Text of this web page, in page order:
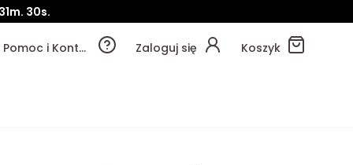
31m. 28s.
Pomoc i Kontakt Zaloguj się Koszyk